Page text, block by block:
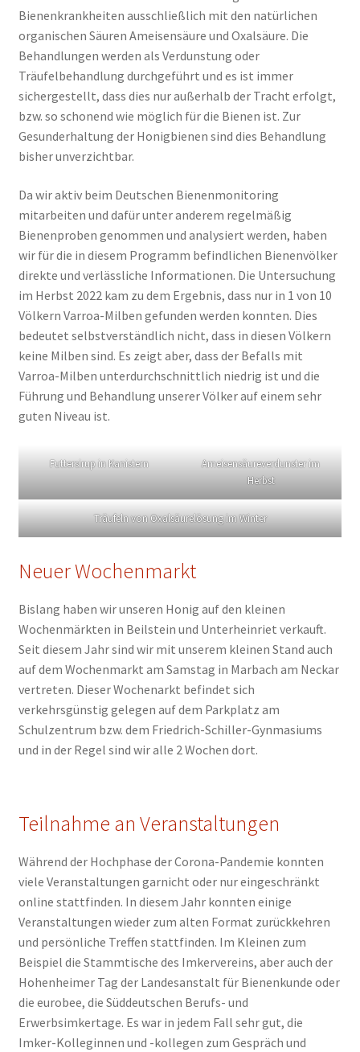
Bienenkrankheiten ausschließlich mit den natürlichen
organischen Säuren Ameisensäure und Oxalsäure. Die
Behandlungen werden als Verdunstung oder
Träufelbehandlung durchgeführt und es ist immer
sichergestellt, dass dies nur außerhalb der Tracht erfolgt,
bzw. so schonend wie möglich für die Bienen ist. Zur
Gesunderhaltung der Honigbienen sind dies Behandlung
bisher unverzichtbar.
Da wir aktiv beim Deutschen Bienenmonitoring
mitarbeiten und dafür unter anderem regelmäßig
Bienenproben genommen und analysiert werden, haben
wir für die in diesem Programm befindlichen Bienenvölker
direkte und verlässliche Informationen. Die Untersuchung
im Herbst 2022 kam zu dem Ergebnis, dass nur in 1 von 10
Völkern Varroa-Milben gefunden werden konnten. Dies
bedeutet selbstverständlich nicht, dass in diesen Völkern
keine Milben sind. Es zeigt aber, dass der Befalls mit
Varroa-Milben unterdurchschnittlich niedrig ist und die
Führung und Behandlung unserer Völker auf einem sehr
guten Niveau ist.
Futtersirup in Kanistern
Ameisensäureverdunster im
Herbst
Träufeln von Oxalsäurelösung im Winter
Neuer Wochenmarkt
Bislang haben wir unseren Honig auf den kleinen
Wochenmärkten in Beilstein und Unterheinriet verkauft.
Seit diesem Jahr sind wir mit unserem kleinen Stand auch
auf dem Wochenmarkt am Samstag in Marbach am Neckar
vertreten. Dieser Wochenarkt befindet sich
verkehrsgünstig gelegen auf dem Parkplatz am
Schulzentrum bzw. dem Friedrich-Schiller-Gynmasiums
und in der Regel sind wir alle 2 Wochen dort.
Teilnahme an Veranstaltungen
Während der Hochphase der Corona-Pandemie konnten
viele Veranstaltungen garnicht oder nur eingeschränkt
online stattfinden. In diesem Jahr konnten einige
Veranstaltungen wieder zum alten Format zurückkehren
und persönliche Treffen stattfinden. Im Kleinen zum
Beispiel die Stammtische des Imkervereins, aber auch der
Hohenheimer Tag der Landesanstalt für Bienenkunde oder
die eurobee, die Süddeutschen Berufs- und
Erwerbsimkertage. Es war in jedem Fall sehr gut, die
Imker-Kolleginnen und -kollegen zum Gespräch und